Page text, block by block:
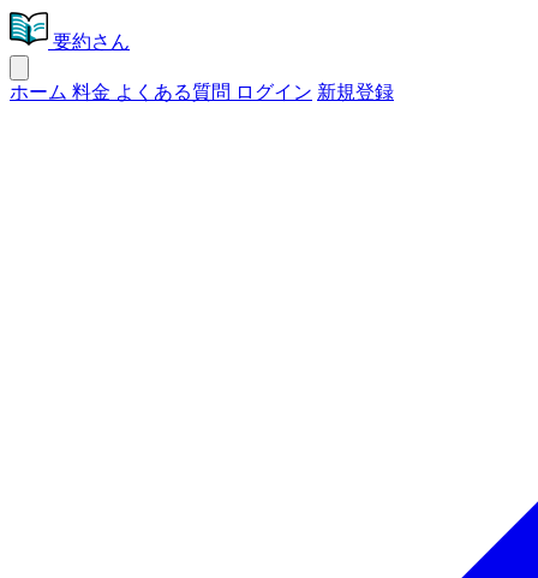
要約さん
ホーム 料金 よくある質問 ログイン 新規登録